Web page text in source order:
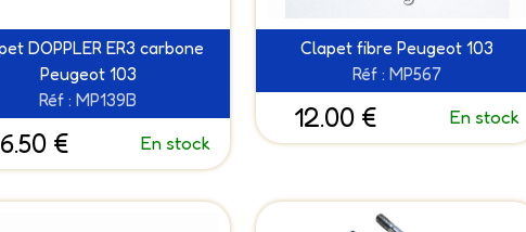
DOPPLER ER3 carbone
Peugeot 103
Réf : MP139B
€ En stock
Clapet fibre Peugeot 103
Réf : MP567
12.00 € En stock